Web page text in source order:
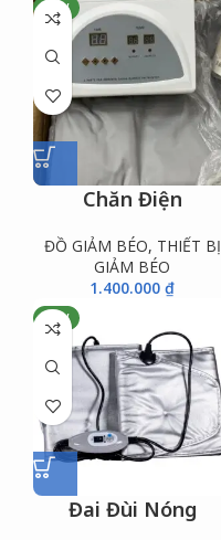
NEW
Chăn Điện
ĐỒ GIẢM BÉO, THIẾT BỊ
GIẢM BÉO
1.400.000 ₫
NEW
Đai Đùi Nóng